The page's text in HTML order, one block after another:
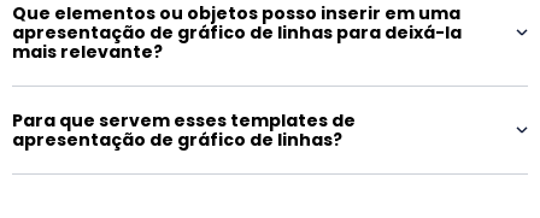
Que elementos ou objetos posso inserir em uma
apresentação de gráfico de linhas para deixá-la
mais relevante?
Para que servem esses templates de
apresentação de gráfico de linhas?